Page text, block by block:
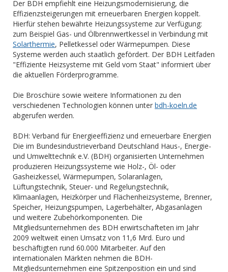
Der BDH empfiehlt eine Heizungsmodernisierung, die
Effizienzsteigerungen mit erneuerbaren Energien koppelt.
Hierfür stehen bewährte Heizungssysteme zur Verfügung:
zum Beispiel Gas- und Ölbrennwertkessel in Verbindung mit
Solarthermie, Pelletkessel oder Wärmepumpen. Diese
Systeme werden auch staatlich gefördert. Der BDH Leitfaden
"Effiziente Heizsysteme mit Geld vom Staat" informiert über
die aktuellen Förderprogramme.
Die Broschüre sowie weitere Informationen zu den
verschiedenen Technologien können unter bdh-koeln.de
abgerufen werden.
BDH: Verband für Energieeffizienz und erneuerbare Energien
Die im Bundesindustrieverband Deutschland Haus-, Energie-
und Umwelttechnik e.V. (BDH) organisierten Unternehmen
produzieren Heizungssysteme wie Holz-, Öl- oder
Gasheizkessel, Wärmepumpen, Solaranlagen,
Lüftungstechnik, Steuer- und Regelungstechnik,
Klimaanlagen, Heizkörper und Flächenheizsysteme, Brenner,
Speicher, Heizungspumpen, Lagerbehälter, Abgasanlagen
und weitere Zubehörkomponenten. Die
Mitgliedsunternehmen des BDH erwirtschafteten im Jahr
2009 weltweit einen Umsatz von 11,6 Mrd. Euro und
beschäftigten rund 60.000 Mitarbeiter. Auf den
internationalen Märkten nehmen die BDH-
Mitgliedsunternehmen eine Spitzenposition ein und sind